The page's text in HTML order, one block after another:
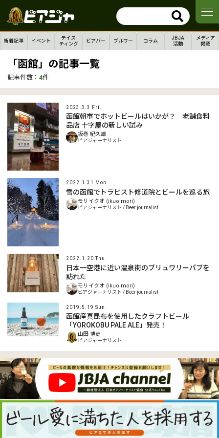
新着記事 イベント
テイス
ティング
ビアバー ブルワー コラム
JBJA
活動
メディア
掲載
「函館」の記事一覧
記事件数： 4件
2023.3.3 Fri.
函館朝市でホットビールはいかが？ 老舗食料
品店 十字屋の新しい試み
坂巻 紀久雄
ビアジャーナリスト
2022.1.31 Mon.
雪の函館でトラピスト修道院とビールを巡る旅
モリイクオ (ikuo mori)
ビアジャーナリスト / Beer journalist
2022.1.20 Thu.
日本一空港に近い温泉街のブリュワリーパブを
訪れた
モリイクオ (ikuo mori)
ビアジャーナリスト / Beer journalist
2019.5.19 Sun.
函館産真昆布を使用したクラフトビール
「YOROKOBU PALE ALE」発売！
山田 博史
ビアジャーナリスト